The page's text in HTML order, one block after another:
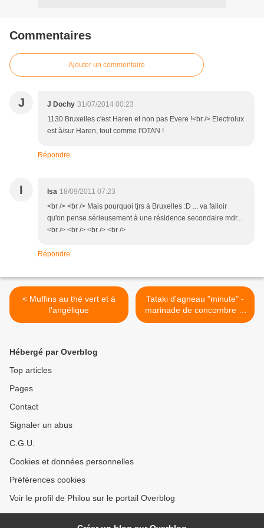
Commentaires
Ajouter un commentaire
J J Dochy 31/07/2014 00:23
1130 Bruxelles c'est Haren et non pas Evere !<br /> Electrolux
est à/sur Haren, tout comme l'OTAN !
Répondre
I Isa 18/09/2011 07:23
<br /> <br /> Mais pourquoi tjrs à Bruxelles :D ... va falloir
qu'on pense sérieusement à une résidence secondaire mdr...
<br /> <br /> <br /> <br />
Répondre
< Muffins au thé vert et à
l'angélique
Tataki d'agneau "minute" -
marinade de concombre et
pomme >
Hébergé par Overblog
Top articles
Pages
Contact
Signaler un abus
C.G.U.
Cookies et données personnelles
Préférences cookies
Voir le profil de Philou sur le portail Overblog